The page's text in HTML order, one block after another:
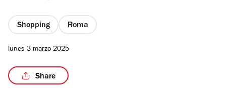
Shopping Roma
lunes 3 marzo 2025
Share